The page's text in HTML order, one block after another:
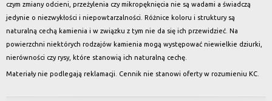
czym zmiany odcieni, przeżylenia czy mikropęknięcia nie są wadami a świadczą
jedynie o niezwykłości i niepowtarzalności. Różnice koloru i struktury są
naturalną cechą kamienia i w związku z tym nie da się ich przewidzieć. Na
powierzchni niektórych rodzajów kamienia mogą występować niewielkie dziurki,
nierówności czy rysy, które stanowią ich naturalną cechę.
Materiały nie podlegają reklamacji. Cennik nie stanowi oferty w rozumieniu KC.